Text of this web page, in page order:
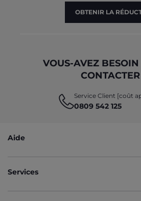
OBTENIR LA
VOUS-AVEZ
Service Client [coût
0809 542 125
Aide
Services